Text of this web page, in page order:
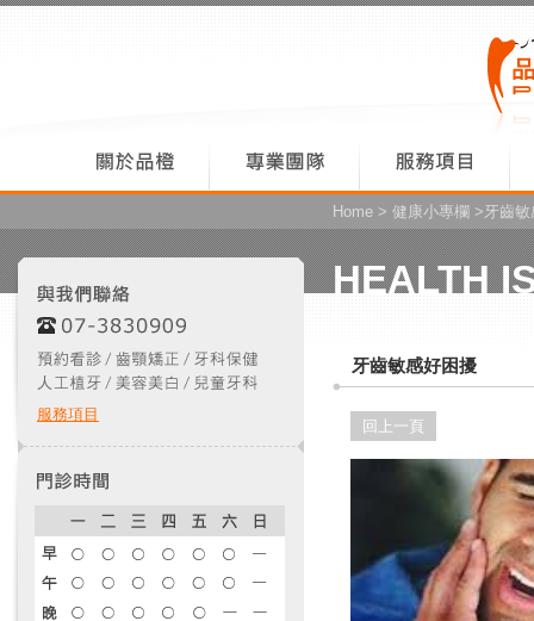
服務項目
Home > 健康小專欄 >牙齒
HEALTH
牙齒敏感好困擾
回上一頁